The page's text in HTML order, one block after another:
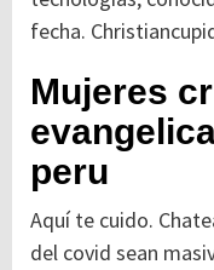
fecha.
Mujeres
peru
Aquí te cuido.
del covid sean